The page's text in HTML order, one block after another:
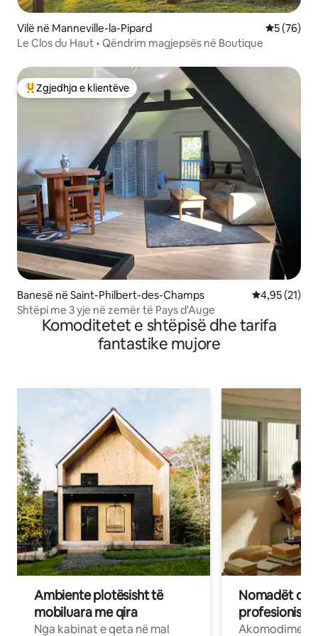
Vilë në Manneville-la-Pipard Vlerësimi
5 (76)
Le Clos du Haut • Qëndrim magjepsës në Boutique
Më të mirat e zgjedhjeve të klientëve
Zgjedhja e klientëve
Banesë në Saint-Philbert-des-Champs Vlerësimi
4,95 (21)
Shtëpi me 3 yje në zemër të Pays d'Auge
Komoditetet e shtëpisë dhe tarifa
fantastike mujore
Ambiente plotësisht të
mobiluara me qira
Nga kabinat e qeta në mal
Nomadët
Akomodime